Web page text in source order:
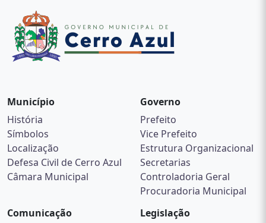
Município
História
Símbolos
Localização
Defesa Civil de Cerro Azul
Câmara Municipal
Governo
Prefeito
Vice Prefeito
Estrutura Organizacional
Secretarias
Controladoria Geral
Procuradoria Municipal
Comunicação
Legislação